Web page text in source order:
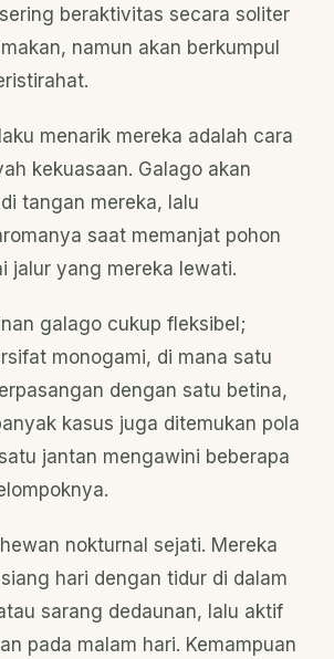
beraktivitas secara soliter
namun akan berkumpul
menarik mereka adalah cara
kekuasaan. Galago akan
tangan mereka, lalu
saat memanjat pohon
jalur yang mereka lewati.
galago cukup fleksibel;
monogami, di mana satu
dengan satu betina,
kasus juga ditemukan pola
jantan mengawini beberapa
nokturnal sejati. Mereka
hari dengan tidur di dalam
sarang dedaunan, lalu aktif
pada malam hari. Kemampuan